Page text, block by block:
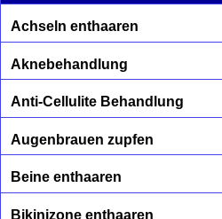
Achseln enthaaren
Aknebehandlung
Anti-Cellulite Behandlung
Augenbrauen zupfen
Beine enthaaren
Bikinizone enthaaren